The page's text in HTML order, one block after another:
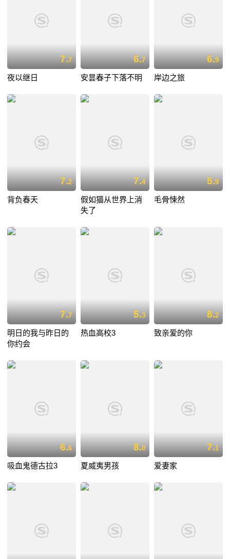
7.7
夜以继日
6.7
安昙春子下落不明
6.9
岸边之旅
7.2
背负春天
7.4
假如猫从世界上消
失了
5.9
毛骨悚然
7.7
明日的我与昨日的
你约会
5.3
热血高校3
8.2
致亲爱的你
6.6
吸血鬼德古拉3
8.0
夏威夷男孩
7.1
爱妻家